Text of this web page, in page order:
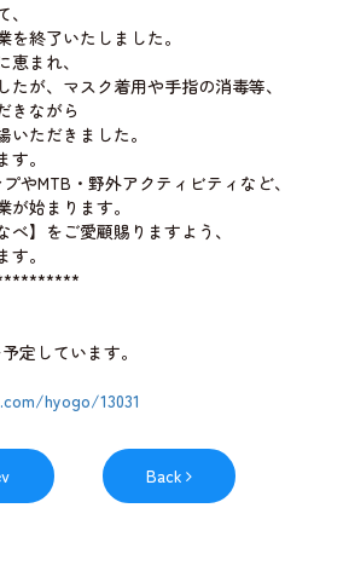
終了いたしました。
まれ、
たが、マスク着用や手指の消毒等、
きながら
ただきました。
。
やMTB・野外アクティビティなど、
始まります。
】をご愛顧賜りますよう、
。
定しています。
hyogo/13031
Back